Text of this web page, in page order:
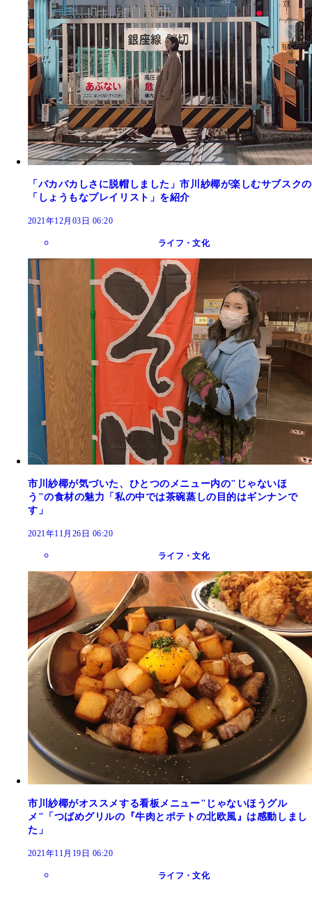
「バカバカしさに脱帽しました」市川紗椰が楽しむサブスクの
「しょうもなプレイリスト」を紹介
2021年12月03日 06:20
ライフ・文化
市川紗椰が気づいた、ひとつのメニュー内の"じゃないほ
う"の食材の魅力「私の中では茶碗蒸しの目的はギンナンで
す」
2021年11月26日 06:20
ライフ・文化
市川紗椰がオススメする看板メニュー"じゃないほうグル
メ"「つばめグリルの『牛肉とポテトの北欧風』は感動しまし
た」
2021年11月19日 06:20
ライフ・文化